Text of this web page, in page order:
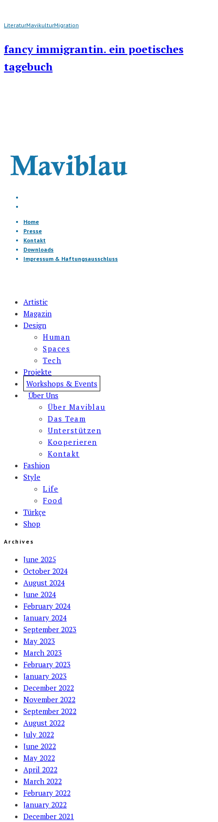
LiteraturMavikulturMigration
fancy immigrantin. ein poetisches
tagebuch
Home
Presse
Kontakt
Downloads
Impressum & Haftungsausschluss
Artistic
Magazin
Design
Human
Spaces
Tech
Projekte
Workshops & Events
Über Uns
Über Maviblau
Das Team
Unterstützen
Kooperieren
Kontakt
Fashion
Style
Life
Food
Türkçe
Shop
Archives
June 2025
October 2024
August 2024
June 2024
February 2024
January 2024
September 2023
May 2023
March 2023
February 2023
January 2023
December 2022
November 2022
September 2022
August 2022
July 2022
June 2022
May 2022
April 2022
March 2022
February 2022
January 2022
December 2021